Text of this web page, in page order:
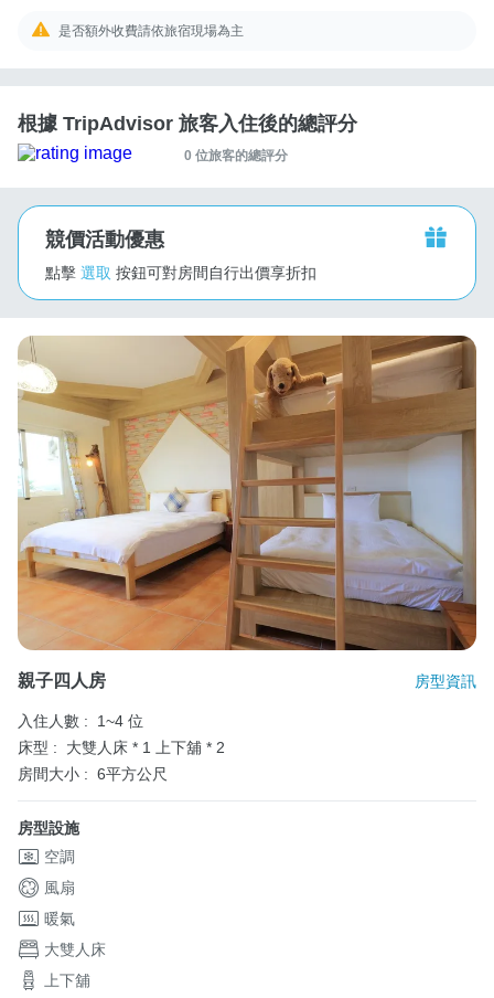
是否額外收費請依旅宿現場為主
根據 TripAdvisor 旅客入住後的總評分
0 位旅客的總評分
競價活動優惠
點擊 選取 按鈕可對房間自行出價享折扣
親子四人房 房型資訊
入住人數 :
1~4 位
床型 :
大雙人床 * 1
上下舖 * 2
房間大小 : 6平方公尺
房型設施
空調
風扇
暖氣
大雙人床
上下舖